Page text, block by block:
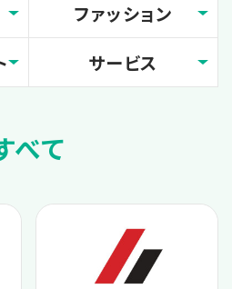
ファッション
サービス
べて